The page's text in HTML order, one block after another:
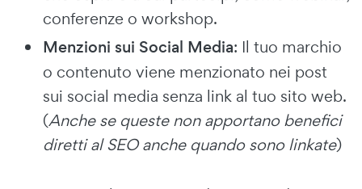
conferenze o workshop.
Menzioni sui Social Media: Il tuo marchio
o contenuto viene menzionato nei post
sui social media senza link al tuo sito web.
(Anche se queste non apportano benefici
diretti al SEO anche quando sono linkate)